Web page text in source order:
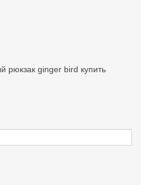
рюкзак ginger bird купить